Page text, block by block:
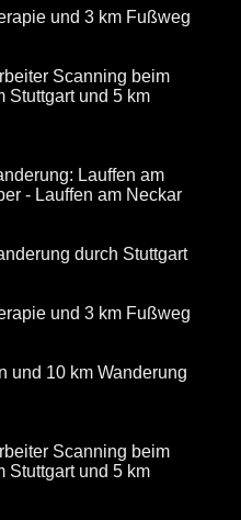
und 3 km Fußweg
Scanning beim
Stuttgart und 5 km
Lauffen am
- Lauffen am Neckar
durch Stuttgart
und 3 km Fußweg
und 10 km Wanderung
Scanning beim
Stuttgart und 5 km